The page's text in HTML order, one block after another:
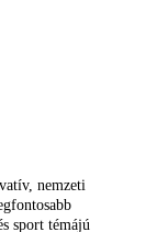
nemzeti
sport témájú